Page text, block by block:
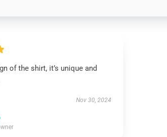
of the shirt, it’s unique and
Nov 30, 2024